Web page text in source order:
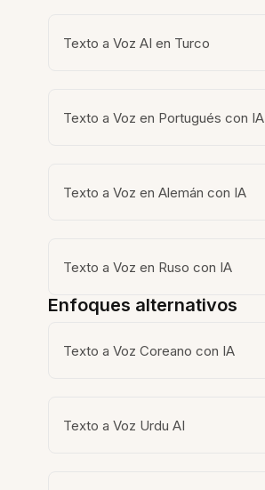
Texto a Voz AI en Turco
Texto a Voz en Portugués con IA
Texto a Voz en Alemán con IA
Texto a Voz en Ruso con IA
Enfoques alternativos
Texto a Voz Coreano con IA
Texto a Voz Urdu AI